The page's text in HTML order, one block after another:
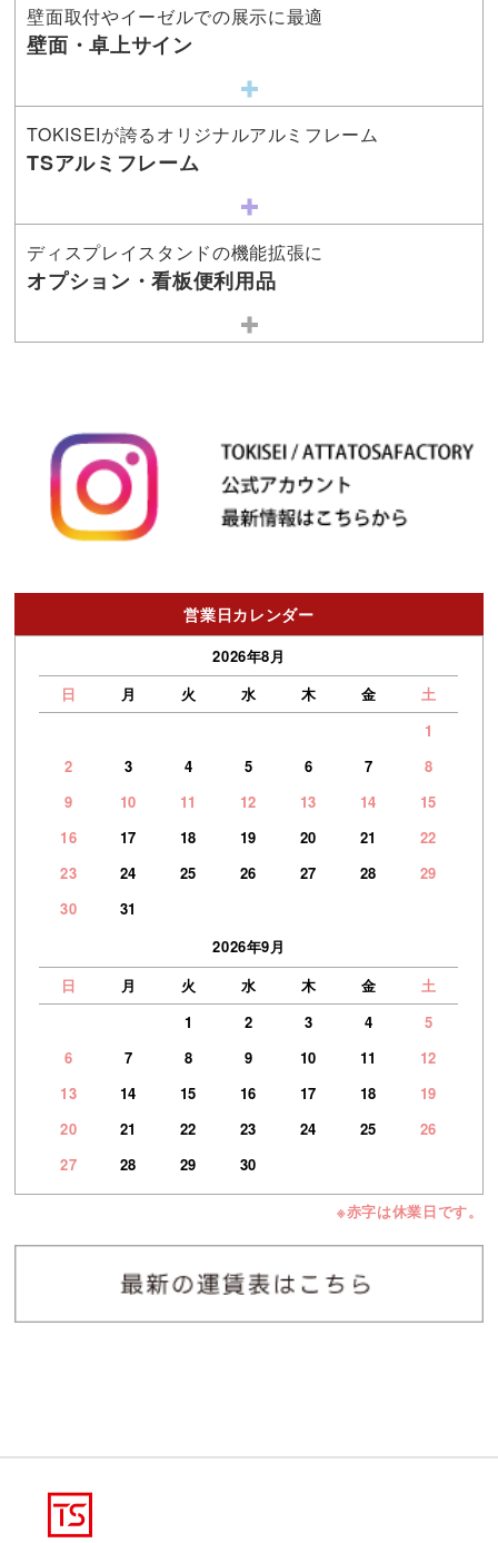
壁面取付やイーゼルでの展示に最適
壁面・卓上サイン
TOKISEIが誇るオリジナルアルミフレーム
TSアルミフレーム
ディスプレイスタンドの機能拡張に
オプション・看板便利用品
営業日カレンダー
2026年8月
日
月 火 水 木 金
土
1
2
3 4 5 6 7
8
9
10 11 12 13 14
15
16
17 18 19 20 21
22
23
24 25 26 27 28
29
30
31
2026年9月
日
月 火 水 木 金
土
1
2 3 4
5
6
7 8 9 10 11
12
13
14 15 16 17 18
19
20
21 22 23 24 25
26
27
28 29 30
※赤字は休業日です。